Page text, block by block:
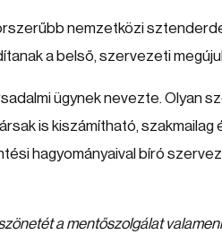
nemzetközi
a belső, szervezeti
ügynek nevezte. Olyan
is kiszámítható, szakmailag
hagyományaival bíró
a mentőszolgálat